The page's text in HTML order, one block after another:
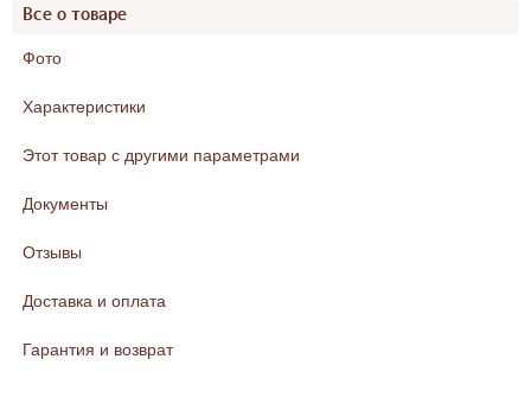
Все о товаре
Фото
Характеристики
Этот товар с другими параметрами
Документы
Отзывы
Доставка и оплата
Гарантия и возврат